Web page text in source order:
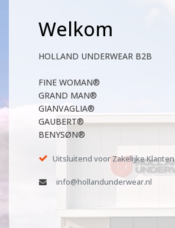
Welkom
HOLLAND UNDERWEAR B2B
FINE WOMAN®
GRAND MAN®
GIANVAGLIA®
GAUBERT®
BENYSØN®
Uitsluitend voor Zakelijke Klanten
info@hollandunderwear.nl